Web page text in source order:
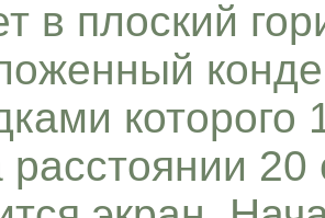
в плоский
20